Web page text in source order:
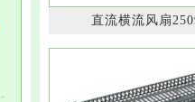
直流横流风扇